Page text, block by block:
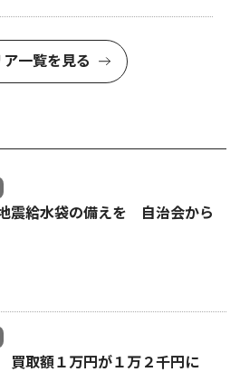
ア一覧を見る
震給水袋の備えを 自治会から
買取額１万円が１万２千円に